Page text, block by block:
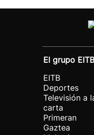
El grupo EITB
EITB
Deportes
Televisión a
carta
Primeran
Gaztea